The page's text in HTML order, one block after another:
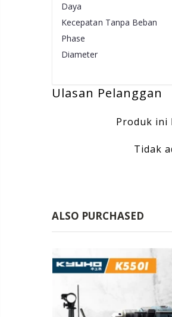
Daya
Kecepatan Tanpa Beban
Phase
Diameter
Ulasan Pelanggan
Produk ini
Tidak
ALSO PURCHASED